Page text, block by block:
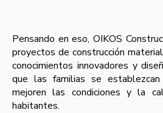
Pensando en eso, OIKOS
proyectos de construcción
conocimientos innovadores y
que las familias se
mejoren las condiciones y la
habitantes.